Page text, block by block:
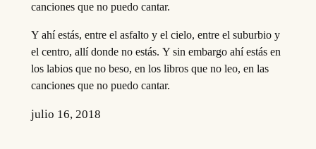
canciones que no puedo cantar.
Y ahí estás, entre el asfalto y el cielo, entre el suburbio y
el centro, allí donde no estás. Y sin embargo ahí estás en
los labios que no beso, en los libros que no leo, en las
canciones que no puedo cantar.
julio 16, 2018